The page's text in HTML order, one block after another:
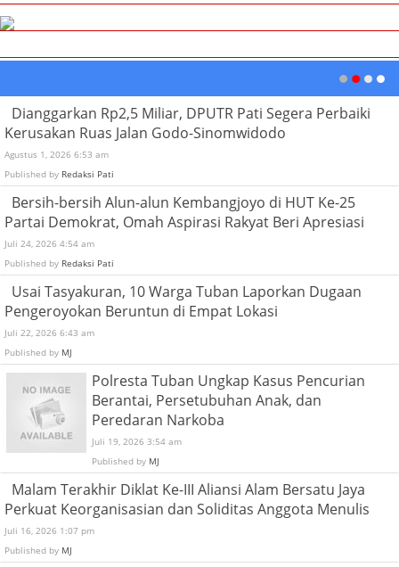
Dianggarkan Rp2,5 Miliar, DPUTR Pati Segera Perbaiki
Kerusakan Ruas Jalan Godo-Sinomwidodo
Agustus 1, 2026 6:53 am
Published by Redaksi Pati
Bersih-bersih Alun-alun Kembangjoyo di HUT Ke-25
Partai Demokrat, Omah Aspirasi Rakyat Beri Apresiasi
Juli 24, 2026 4:54 am
Published by Redaksi Pati
Usai Tasyakuran, 10 Warga Tuban Laporkan Dugaan
Pengeroyokan Beruntun di Empat Lokasi
Juli 22, 2026 6:43 am
Published by MJ
Polresta Tuban Ungkap Kasus Pencurian
Berantai, Persetubuhan Anak, dan
Peredaran Narkoba
Juli 19, 2026 3:54 am
Published by MJ
Malam Terakhir Diklat Ke-III Aliansi Alam Bersatu Jaya
Perkuat Keorganisasian dan Soliditas Anggota Menulis
Juli 16, 2026 1:07 pm
Published by MJ